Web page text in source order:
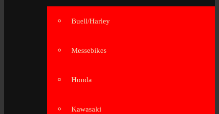
Buell/Harley
Messebikes
Honda
Kawasaki